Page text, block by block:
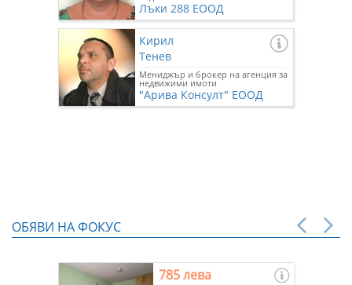
Лъки 288 ЕООД
Кирил
Тенев
Мениджър и брокер на агенция за
недвижими имоти
"Арива Консулт" ЕООД
ОБЯВИ НА ФОКУС
785 лева